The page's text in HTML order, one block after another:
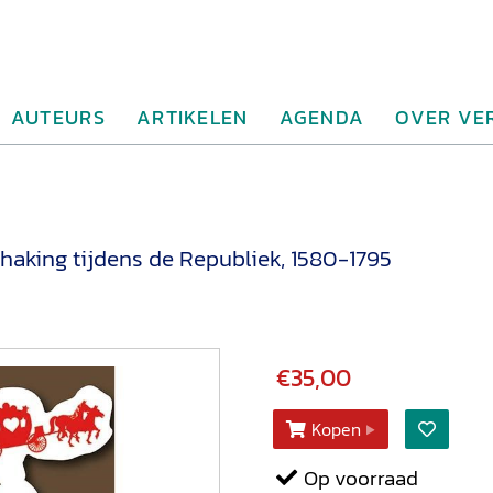
AUTEURS ARTIKELEN AGENDA OVER
tijdens de Republiek, 1580-1795
€35,00
Kopen
Op voorraad